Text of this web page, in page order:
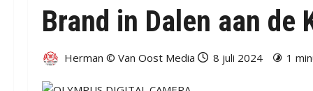
Brand in Dalen aan de
Herman © Van Oost Media 8 juli 2024 1